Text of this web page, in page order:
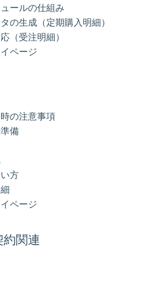
ールの仕組み
の生成（定期購入明細）
（受注明細）
ページ
の注意事項
備
方
ページ
関連